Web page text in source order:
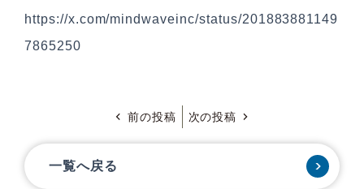
https://x.com/mindwaveinc/status/201883881149
7865250
前の投稿 次の投稿
一覧へ戻る